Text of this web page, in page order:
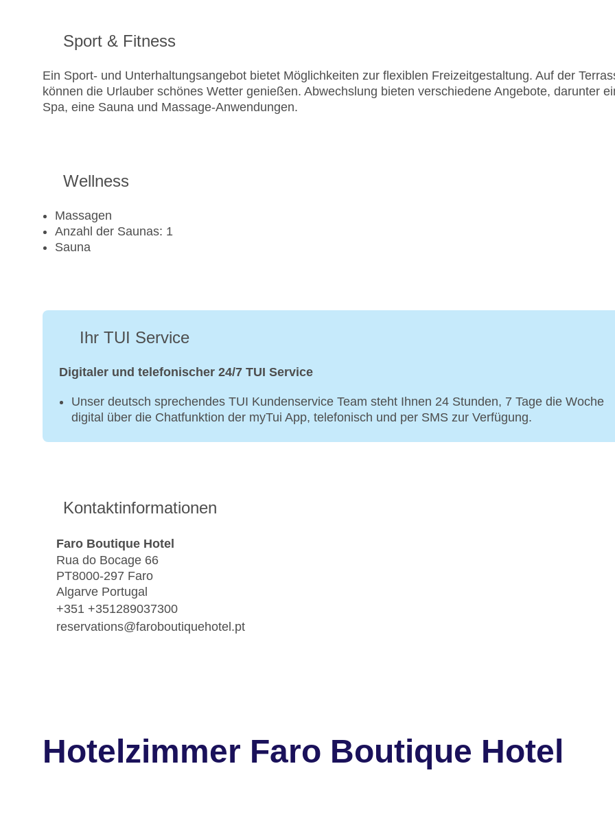
Sport & Fitness
Ein Sport- und Unterhaltungsangebot bietet Möglichkeiten zur flexiblen Freizeitgestaltung. Auf der
können die Urlauber schönes Wetter genießen. Abwechslung bieten verschiedene Angebote, darunter
Spa, eine Sauna und Massage-Anwendungen.
Wellness
Massagen
Anzahl der Saunas: 1
Sauna
Ihr TUI Service
Digitaler und telefonischer 24/7 TUI Service
Unser deutsch sprechendes TUI Kundenservice Team steht Ihnen 24 Stunden, 7 Tage die Woche
digital über die Chatfunktion der myTui App, telefonisch und per SMS zur Verfügung.
Kontaktinformationen
Faro Boutique Hotel
Rua do Bocage 66
PT8000-297 Faro
Algarve Portugal
+351 +351289037300
reservations@faroboutiquehotel.pt
Hotelzimmer Faro Boutique Hotel